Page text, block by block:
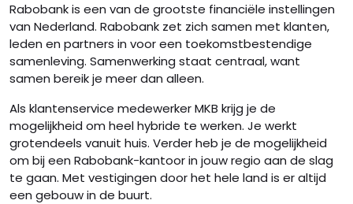
Rabobank is een van de grootste financiële instellingen
van Nederland. Rabobank zet zich samen met klanten,
leden en partners in voor een toekomstbestendige
samenleving. Samenwerking staat centraal, want
samen bereik je meer dan alleen.
Als klantenservice medewerker MKB krijg je de
mogelijkheid om heel hybride te werken. Je werkt
grotendeels vanuit huis. Verder heb je de mogelijkheid
om bij een Rabobank-kantoor in jouw regio aan de slag
te gaan. Met vestigingen door het hele land is er altijd
een gebouw in de buurt.